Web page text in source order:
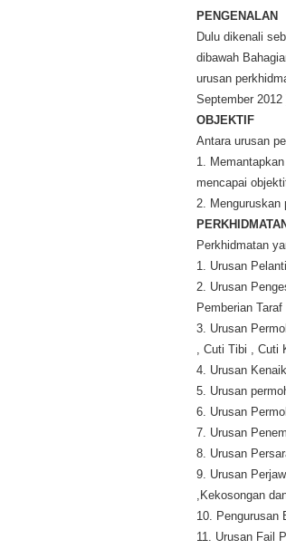
PENGENALAN
Dulu dikenali
dibawah
urusan
September
OBJEKTIF
Antara urusan
1.
mencapai
2. Menguruskan
Perkhidmatan
1. Urusan
2. Urusan
Pemberian
3. Urusan
, Cuti Tibi , Cuti
4. Urusan
5. Urusan
6. Urusan
7. Urusan
8. Urusan
9. Urusan
,Kekosongan
10. Pengurusan
11. Urusan Fail